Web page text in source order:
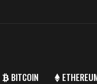
BITCOIN